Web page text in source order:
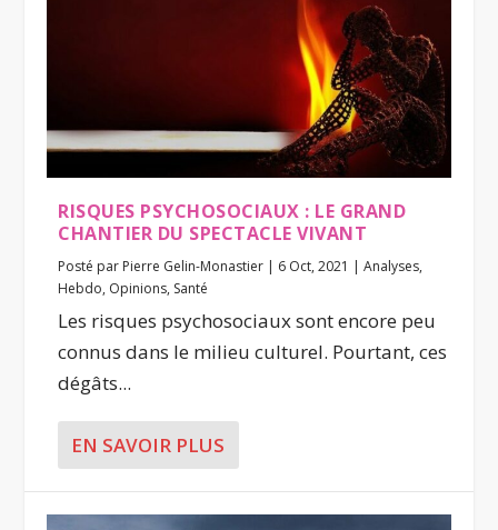
RISQUES PSYCHOSOCIAUX : LE GRAND
CHANTIER DU SPECTACLE VIVANT
Posté par Pierre Gelin-Monastier | 6 Oct, 2021 |Analyses,
Hebdo, Opinions, Santé
Les risques psychosociaux sont encore peu
connus dans le milieu culturel. Pourtant, ces
dégâts...
EN SAVOIR PLUS